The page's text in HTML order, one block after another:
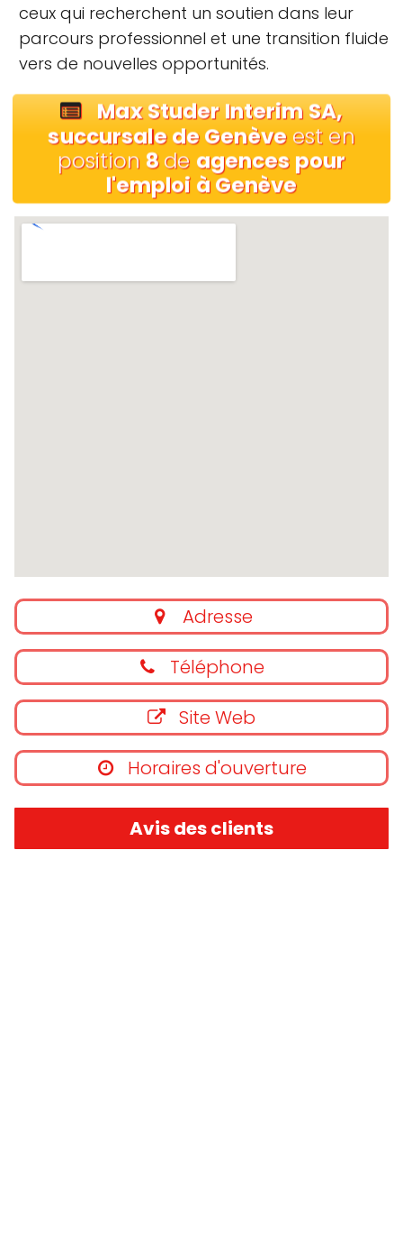
ceux qui recherchent un soutien dans leur
parcours professionnel et une transition fluide
vers de nouvelles opportunités.
Max Studer Interim SA,
succursale de Genèveest en
position 8de agences pour
l'emploi à Genève
Adresse
Téléphone
Site Web
Horaires d'ouverture
Avis des clients